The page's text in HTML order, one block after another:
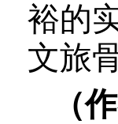
裕的
文旅
（